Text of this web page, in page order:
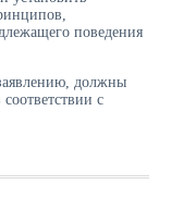
поведения
должны
с